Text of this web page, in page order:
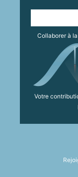
Collaborer à
Votre